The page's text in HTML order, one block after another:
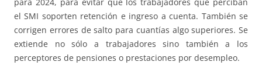
el SMI soporten retención e ingreso a cuenta. También se
corrigen errores de salto para cuantías algo superiores. Se
extiende no sólo a trabajadores sino también a los
perceptores de pensiones o prestaciones por desempleo.